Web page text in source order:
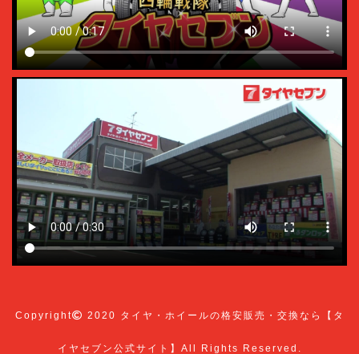
Copyright 2020 タイヤ・ホイールの格安販売・交換なら【タ
イヤセブン公式サイト】 All Rights Reserved.